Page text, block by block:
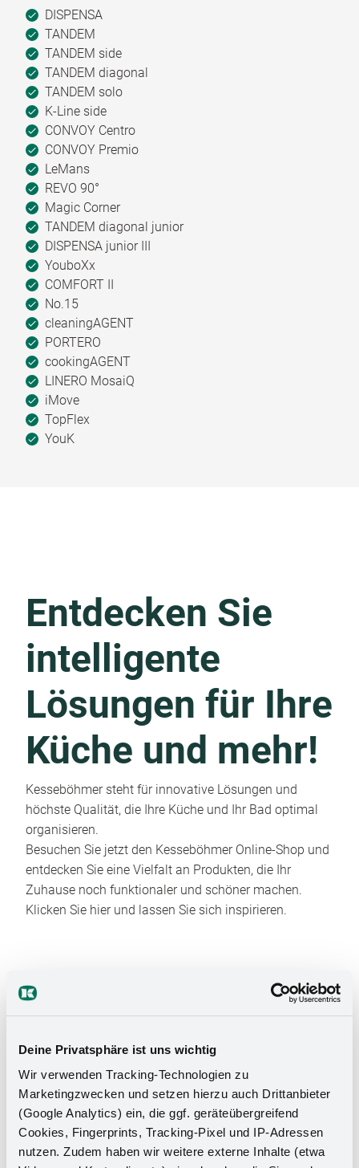
Deine Privatsphäre ist uns wichtig
Wir verwenden Tracking-Technologien zu
Marketingzwecken und setzen hierzu auch Drittanbieter
(Google Analytics) ein, die ggf. geräteübergreifend
Cookies, Fingerprints, Tracking-Pixel und IP-Adressen
nutzen. Zudem haben wir weitere externe Inhalte (etwa
DISPENSA
TANDEM
TANDEM side
TANDEM diagonal
TANDEM solo
K-Line side
CONVOY Centro
CONVOY Premio
LeMans
REVO 90°
Magic Corner
TANDEM diagonal junior
DISPENSA junior III
YouboXx
COMFORT II
No.15
cleaningAGENT
PORTERO
cookingAGENT
LINERO MosaiQ
iMove
TopFlex
YouK
Entdecken Sie
intelligente
Lösungen für Ihre
Küche und mehr!
Kesseböhmer steht für innovative Lösungen und
höchste Qualität, die Ihre Küche und Ihr Bad optimal
organisieren.
Besuchen Sie jetzt den Kesseböhmer Online-Shop und
entdecken Sie eine Vielfalt an Produkten, die Ihr
Zuhause noch funktionaler und schöner machen.
Klicken Sie hier und lassen Sie sich inspirieren.
Das Stauraumwunder für Ihr
Badezimmer